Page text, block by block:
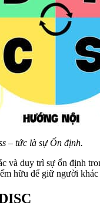
– tức là sự Ổn định.
và duy trì sự ổn định
hữu để giữ người khác